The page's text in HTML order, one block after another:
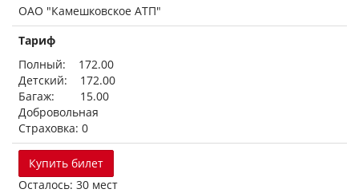
ОАО "Камешковское АТП"
Тариф
Полный: 172.00
Детский: 172.00
Багаж: 15.00
Добровольная
Страховка: 0
Купить билет
Осталось: 30 мест